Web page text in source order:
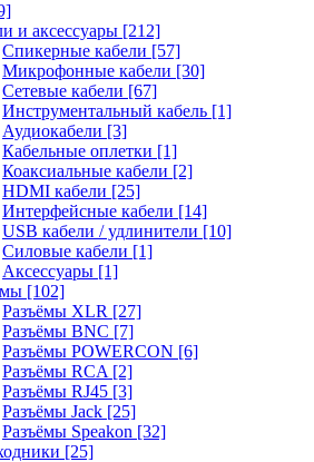
и аксессуары [212]
Спикерные кабели [57]
Микрофонные кабели [30]
Сетевые кабели [67]
Инструментальный кабель [1]
Аудиокабели [3]
Кабельные оплетки [1]
Коаксиальные кабели [2]
HDMI кабели [25]
Интерфейсные кабели [14]
USB кабели / удлинители [10]
Силовые кабели [1]
Аксессуары [1]
[102]
Разъёмы XLR [27]
Разъёмы BNC [7]
Разъёмы POWERCON [6]
Разъёмы RCA [2]
Разъёмы RJ45 [3]
Разъёмы Jack [25]
Разъёмы Speakon [32]
[25]